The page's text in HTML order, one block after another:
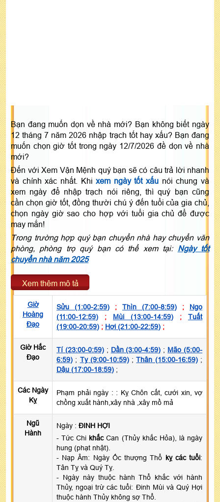
Bạn đang muốn dọn về nhà mới? Bạn không biết ngày
12 tháng 7 năm 2026 nhập trạch tốt hay xấu? Bạn đang
muốn chọn giờ tốt trong ngày 12/7/2026 đề dọn về nhà
mới?
Đến với Xem Vận Mệnh quý bạn sẽ có câu trả lời nhanh
và chính xác nhất. Khixem ngày tốt xấu nói chung và
xem ngày để nhập trạch nói riêng, thì quý bạn cũng
cần chọn giờ tốt, đồng thười chú ý đến tuổi của gia chủ,
chọn ngày giờ sao cho hợp với tuổi gia chủ để được
may mắn!
Trong trường hợp quý bạn chuyển nhà hay chuyển văn
phòng, phòng trọ quý bạn có thể xem tại: Ngày tốt
chuyển nhà năm 2025
Xem thêm mô tả
Giờ
Hoàng
Đạo
Sửu (1:00-2:59) ; Thìn (7:00-8:59) ; Ngọ
(11:00-12:59) ; Mùi (13:00-14:59) ; Tuất
(19:00-20:59) ; Hợi (21:00-22:59) ;
Giờ Hắc
Đạo
Tí (23:00-0:59); Dần (3:00-4:59) ; Mão (5:00-
6:59) ; Tỵ (9:00-10:59);Thân (15:00-16:59);
Dậu (17:00-18:59) ;
Các Ngày
Kỵ
Phạm phải ngày : : Kỵ Chôn cất, cưới xin, vợ
chồng xuất hành,xây nhà ,xây mồ mả
Ngũ
Hành
Ngày : ĐINH HỢI
- Tức Chi khắcCan (Thủy khắc Hỏa), là ngày
hung (phạt nhật).
- Nạp Âm: Ngày Ốc thượng Thổ kỵ các tuổi:
Tân Tỵ và Quý Tỵ.
- Ngày này thuộc hành Thổ khắc với hành
Thủy, ngoại trừ các tuổi: Đinh Mùi và Quý Hợi
thuộc hành Thủy không sợ Thổ.